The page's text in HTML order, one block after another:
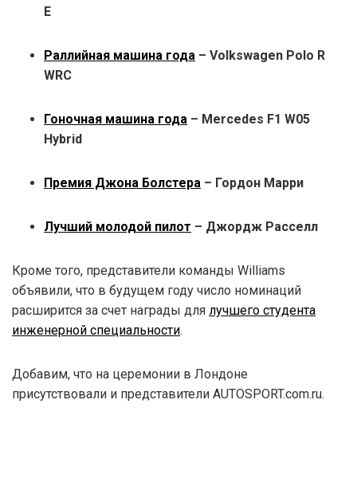
Е
Раллийная машина года – Volkswagen Polo R
WRC
Гоночная машина года – Mercedes F1 W05
Hybrid
Премия Джона Болстера – Гордон Марри
Лучший молодой пилот – Джордж Расселл
Кроме того, представители команды Williams
объявили, что в будущем году число номинаций
расширится за счет награды для лучшего студента
инженерной специальности.
Добавим, что на церемонии в Лондоне
присутствовали и представители AUTOSPORT.com.ru.